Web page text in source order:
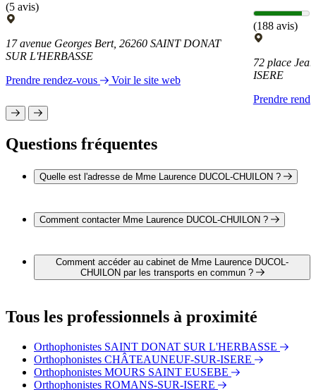
(5 avis)
17 avenue Georges Bert, 26260 SAINT DONAT
SUR L'HERBASSE
Prendre rendez-vous
Voir le site web
(188 avis)
72 place
ISERE
Prendre
Questions fréquentes
Quelle est l'adresse de Mme Laurence DUCOL-CHUILON ?
des Remparts 26260 CLÉRIEUX
Comment contacter Mme Laurence DUCOL-CHUILON ?
CHUILON par téléphone au 04 75 45 27 02.
Comment accéder au cabinet de Mme Laurence DUCOL-
CHUILON par les transports en commun ?
proximité des arrêts suivants :
Bus - Usine
Bus - Clérieux Église
Tous les professionnels à proximité
Orthophonistes SAINT DONAT SUR L'HERBASSE
Orthophonistes CHÂTEAUNEUF-SUR-ISERE
Orthophonistes MOURS SAINT EUSEBE
Orthophonistes ROMANS-SUR-ISERE